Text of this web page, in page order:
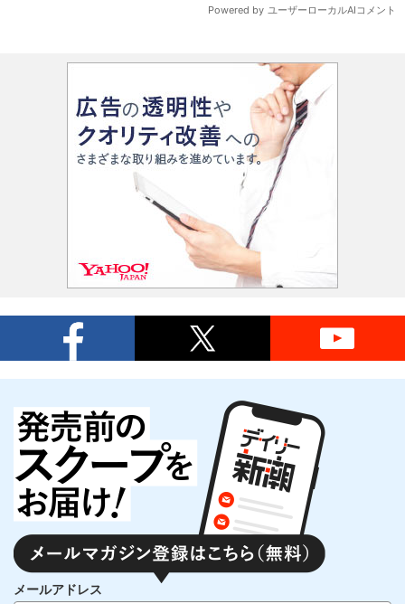
メールアドレス